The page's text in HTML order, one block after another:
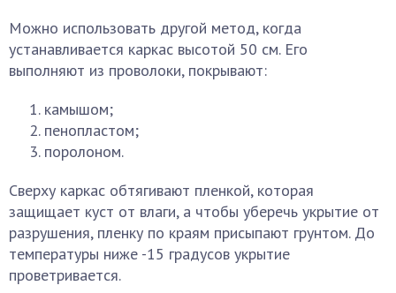
Можно использовать другой метод, когда
устанавливается каркас высотой 50 см. Его
выполняют из проволоки, покрывают:
камышом;
пенопластом;
поролоном.
Сверху каркас обтягивают пленкой, которая
защищает куст от влаги, а чтобы уберечь укрытие от
разрушения, пленку по краям присыпают грунтом. До
температуры ниже -15 градусов укрытие
проветривается.